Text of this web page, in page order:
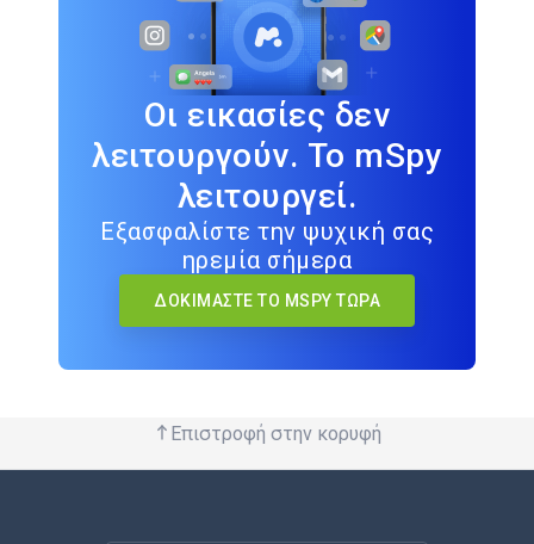
Οι εικασίες δεν
λειτουργούν. Το mSpy
λειτουργεί.
Εξασφαλίστε την ψυχική σας
ηρεμία σήμερα
ΔΟΚΙΜΆΣΤΕ ΤΟ MSPY ΤΏΡΑ
Επιστροφή στην κορυφή